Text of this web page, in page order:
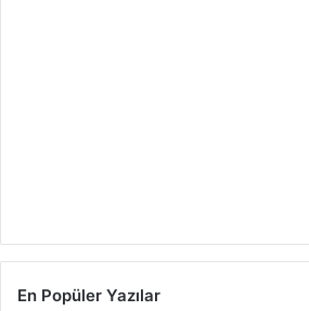
En Popüler Yazılar